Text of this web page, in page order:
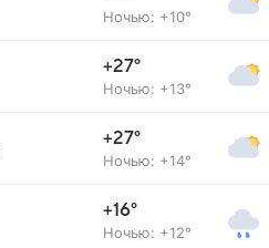
Ночью: +10°
+27°
Ночью: +13°
+27°
Ночью: +14°
+16°
Ночью: +12°